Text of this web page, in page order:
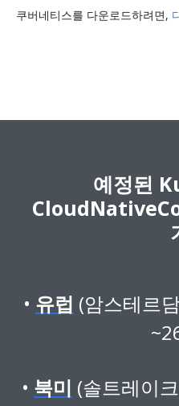
쿠버네티스를 다운로드하려면,
예정된
유럽 (암스테르
북미 (솔트레이